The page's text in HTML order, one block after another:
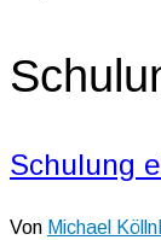
Schulung
Von Michael Kölln